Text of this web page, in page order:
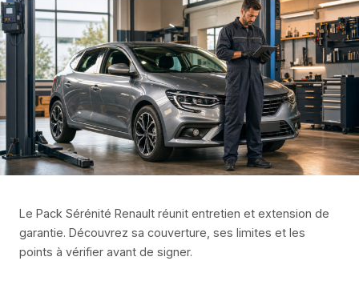
Le Pack Sérénité Renault réunit entretien et extension de
garantie. Découvrez sa couverture, ses limites et les
points à vérifier avant de signer.